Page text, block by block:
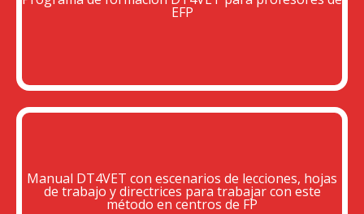
EFP
Manual DT4VET con escenarios de lecciones, hojas
de trabajo y directrices para trabajar con este
método en centros de FP